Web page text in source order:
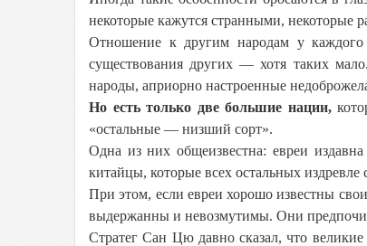
некоторые кажутся странными, некоторые
Отношение к другим народам у каждого
существования других — хотя таких
народы, априорно настроенные
Но есть только две большие нации,
«остальные — низший сорт».
Одна из них общеизвестна: евреи
китайцы, которые всех остальных издревле
При этом, если евреи хорошо известны
выдержанны и невозмутимы. Они
Стратег Сан Цю давно сказал, что